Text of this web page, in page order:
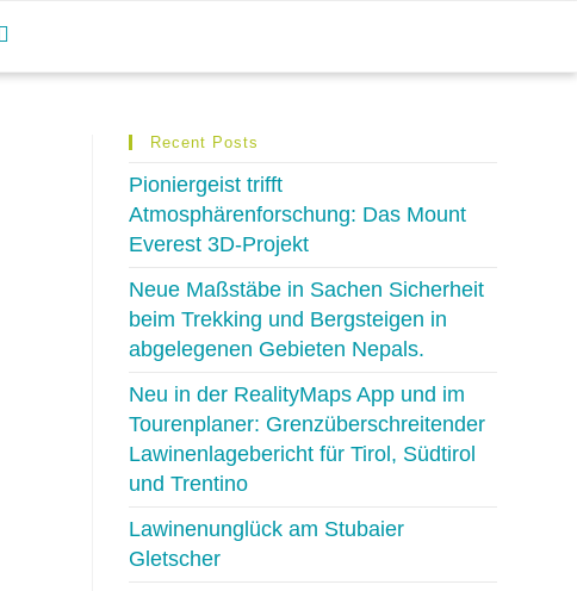
Recent Posts
Pioniergeist trifft
Atmosphärenforschung: Das Mount
Everest 3D-Projekt
Neue Maßstäbe in Sachen Sicherheit
beim Trekking und Bergsteigen in
abgelegenen Gebieten Nepals.
Neu in der RealityMaps App und im
Tourenplaner: Grenzüberschreitender
Lawinenlagebericht für Tirol, Südtirol
und Trentino
Lawinenunglück am Stubaier
Gletscher